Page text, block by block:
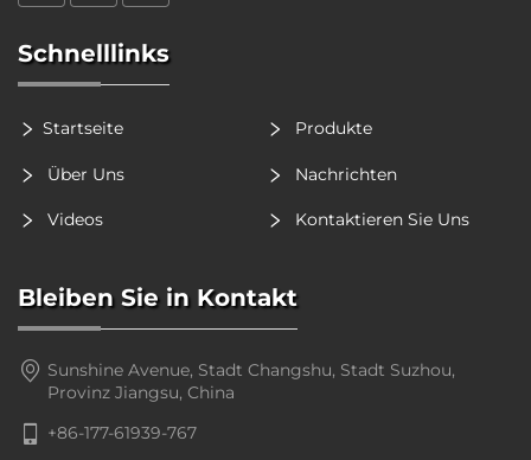
Schnelllinks
Startseite Produkte
Über Uns Nachrichten
Videos Kontaktieren Sie Uns
Bleiben Sie in Kontakt
Sunshine Avenue, Stadt Changshu, Stadt Suzhou,
Provinz Jiangsu, China
+86-177-61939-767